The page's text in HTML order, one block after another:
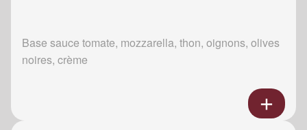
Base sauce tomate, mozzarella, thon, oignons, olives
noires, crème